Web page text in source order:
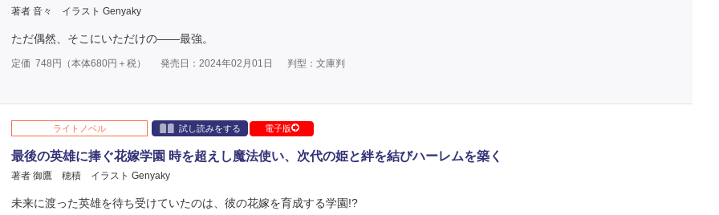
著者 音々 イラスト Genyaky
ただ偶然、そこにいただけの――最強。
定価 748 円（本体680円＋税） 発売日：2024年02月01日 判型：文庫判
ライトノベル 試し読みをする 電子版
最後の英雄に捧ぐ花嫁学園 時を超えし魔法使い、次代の姫と絆を結びハーレムを築く
著者 御鷹 穂積 イラスト Genyaky
未来に渡った英雄を待ち受けていたのは、彼の花嫁を育成する学園!?